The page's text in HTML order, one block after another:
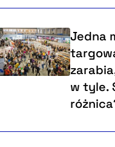
Jedna
w tyle.